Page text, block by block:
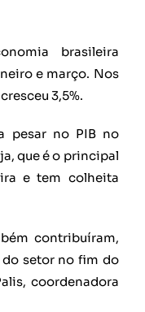
brasileira
e março. Nos
3,5%.
pesar no PIB no
que é o principal
e tem colheita
contribuíram,
do setor no fim do
coordenadora